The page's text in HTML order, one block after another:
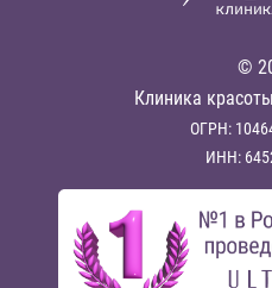
©
Клиника
ОГРН:
ИНН: